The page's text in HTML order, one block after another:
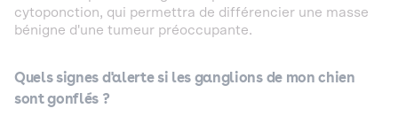
cytoponction, qui permettra de différencier une masse
bénigne d'une tumeur préoccupante.
Quels signes d'alerte si les ganglions de mon chien
sont gonflés ?